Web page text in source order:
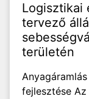
Logisztikai
tervező
területén
fejlesztése